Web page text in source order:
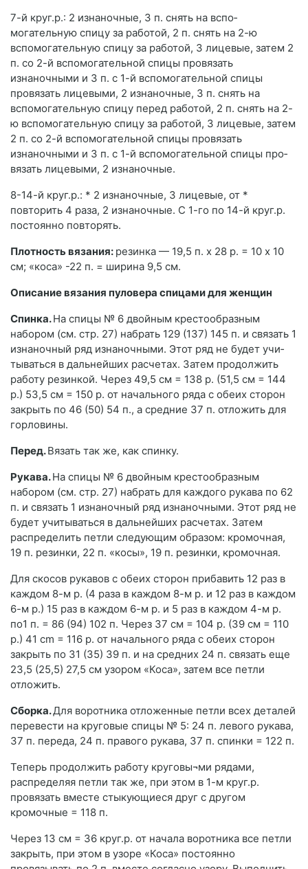
7-й круг.р.: 2 изнаночные, 3 п. снять на вспо­
могательную спицу за работой, 2 п. снять на 2-ю
вспомогательную спицу за работой, 3 лицевые, за­тем 2
п. со 2-й вспомогательной спицы провязать
изнаночными и 3 п. с 1-й вспомогательной спицы
провязать лицевыми, 2 изнаноч­ные, 3 п. снять на
вспомогательную спицу перед работой, 2 п. снять на 2-
ю вспомогательную спицу за работой, 3 лицевые, затем
2 п. со 2-й вспомогательной спицы провязать
изнаночными и 3 п. с 1-й вспомогательной спицы про­
вязать лицевыми, 2 изнаночные.
8-14-й круг.р.: * 2 изнаночные, 3 лицевые, от *
повторить 4 раза, 2 изнаночные. С 1-го по 14-й круг.р.
постоянно повторять.
Плотность вязания: резинка — 19,5 п. х 28 р. = 10 х 10
см; «коса» -22 п. = ширина 9,5 см.
Описание вязания пуловера спицами для женщин
Спинка.На спицы № 6 двойным крестообразным
набором (см. стр. 27) набрать 129 (137) 145 п. и связать 1
изнаночный ряд изна­ночными. Этот ряд не будет учи­
тываться в дальнейших расчетах. Затем продолжить
работу резин­кой. Через 49,5 см = 138 р. (51,5 см = 144
р.) 53,5 см = 150 р. от на­чального ряда с обеих сторон
за­крыть по 46 (50) 54 п., а средние 37 п. отложить для
горловины.
Перед.Вязать так же, как спинку.
Рукава.На спицы № 6 двойным крестообразным
набором (см. стр. 27) набрать для каждого ру­кава по 62
п. и связать 1 изна­ночный ряд изнаночными. Этот ряд не
будет учитываться в даль­нейших расчетах. Затем
распре­делить петли следующим образом: кромочная,
19 п. резинки, 22 п. «косы», 19 п. резинки, кромочная.
Для скосов рукавов с обеих сторон прибавить 12 раз в
каждом 8-м р. (4 раза в каждом 8-м р. и 12 раз в каждом
6-м р.) 15 раз в каждом 6-м р. и 5 раз в каждом 4-м р.
по1 п. = 86 (94) 102 п. Через 37 см = 104 p. (39 см = 110
p.) 41 cm = 116 p. от начального ряда с обеих сторон
закрыть по 31 (35) 39 п. и на средних 24 п. связать еще
23,5 (25,5) 27,5 см узором «Коса», за­тем все петли
отложить.
Сборка.Для воротника отложен­ные петли всех деталей
перевести на круговые спицы № 5: 24 п. лево­го рукава,
37 п. переда, 24 п. пра­вого рукава, 37 п. спинки = 122 п.
Теперь продолжить работу круговы¬ми рядами,
распределяя петли так же, при этом в 1-м круг.р.
провязать вместе стыкующиеся друг с другом
кромочные = 118 п.
Через 13 см = 36 круг.р. от начала воротника все петли
закрыть, при этом в узоре «Коса» постоянно